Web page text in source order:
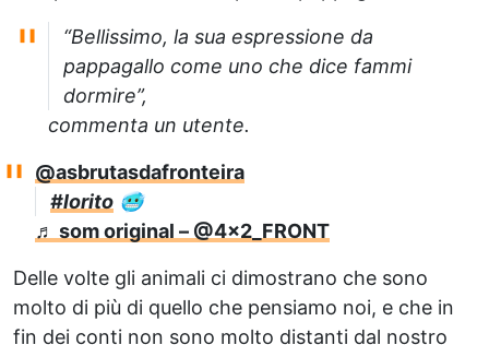
“Bellissimo, la sua espressione da
pappagallo come uno che dice fammi
dormire”,
commenta un utente.
@asbrutasdafronteira
#lorito 🥶
♬ som original – @4x2_FRONT
Delle volte gli animali ci dimostrano che sono
molto di più di quello che pensiamo noi, e che in
fin dei conti non sono molto distanti dal nostro